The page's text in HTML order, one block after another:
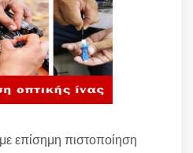
επίσημη πιστοποίηση